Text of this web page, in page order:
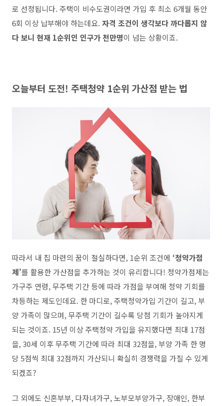
로 선정됩니다. 주택이 비수도권이라면 가입 후 최소 6개월 동안
6회 이상 납부해야 하는데요. 자격 조건이 생각보다 까다롭지 않
다 보니 현재 1순위인 인구가 천만명이 넘는 상황이죠.
오늘부터 도전! 주택청약 1순위 가산점 받는 법
따라서 내 집 마련의 꿈이 절실하다면, 1순위 조건에 ‘청약가점
제’를 활용한 가산점을 추가하는 것이 유리합니다! 청약가점제는
가구주 연령, 무주택 기간 등에 따라 가점을 부여해 청약 기회를
차등하는 제도인데요. 한 마디로, 주택청약가입 기간이 길고, 부
양 가족이 많으며, 무주택 기간이 길수록 당첨 기회가 높아지게
되는 것이죠. 15년 이상 주택청약 가입을 유지했다면 최대 17점
을, 30세 이후 무주택 기간에 따라 최대 32점을, 부양 가족 한 명
당 5점씩 최대 32점까지 가산되니 확실히 경쟁력을 가질 수 있게
되겠죠?
그 외에도 신혼부부, 다자녀가구, 노부모부양가구, 장애인, 한부